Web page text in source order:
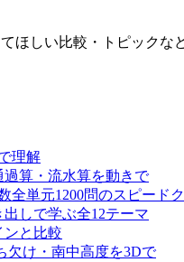
ほしい比較・トピックな
理解
過算・流水算を動きで
全単元1200問のスピード
しで学ぶ全12テーマ
ンと比較
欠け・南中高度を3Dで